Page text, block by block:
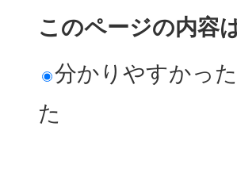
このページの内容
分かりやすかった
た